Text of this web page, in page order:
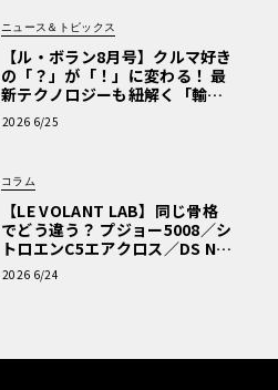
ニュース＆トピックス
【ル・ボラン8月号】クルマ好き
の「？」が「！」に変わる！ 最
新テクノロジーも紐解く「輸入
車Q&A」
2026 6/25
コラム
【LE VOLANT LAB】同じ骨格
でどう違う？ プジョー5008／シ
トロエンC5エアクロス／DS Nº4
読者一気乗りレポート
2026 6/24